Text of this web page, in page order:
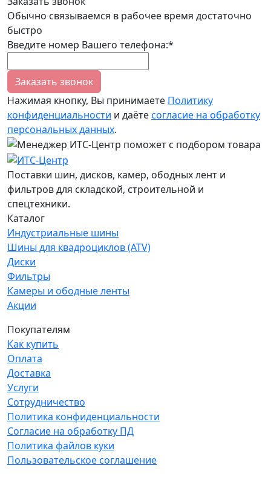
Обычно связываемся в рабочее время достаточно
быстро
Введите номер Вашего телефона:*
Заказать звонок
Нажимая кнопку, Вы принимаете Политику
конфиденциальности и даётесогласие на обработку
персональных данных.
Поставки шин, дисков, камер, ободных лент и
фильтров для складской, строительной и
спецтехники.
Каталог
Индустриальные шины
Шины для квадроциклов (ATV)
Диски
Фильтры
Камеры и ободные ленты
Акции
Покупателям
Как купить
Оплата
Доставка
Услуги
Сотрудничество
Политика конфиденциальности
Согласие на обработку ПД
Политика файлов куки
Пользовательское соглашение